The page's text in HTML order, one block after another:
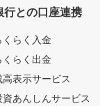
行との口座連携
くらく入金
くらく出金
高表示サービス
資あんしんサービス